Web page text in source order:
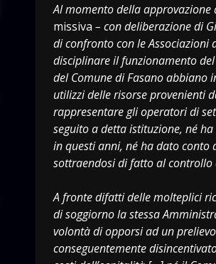
Al momento della approvazione
missiva – con deliberazione di
di confronto con le Associazioni
disciplinare il funzionamento
del Comune di Fasano
utilizzi delle risorse provenienti
rappresentare gli operatori di
seguito a detta istituzione, né
in questi anni, né ha dato conto
sottraendosi di fatto al
A fronte difatti delle molteplici
di soggiorno la stessa
volontà di opporsi ad un
conseguentemente